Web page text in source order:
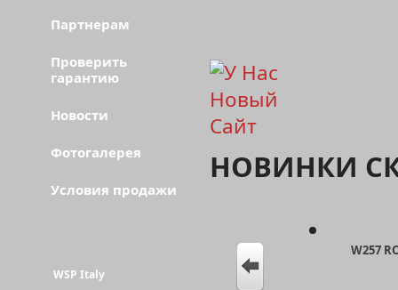
НОВИНКИ
W257
Партнерам
Проверить
гарантию
Новости
Фотогалерея
Условия продажи
WSP Italy